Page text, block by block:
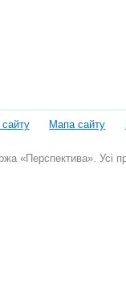
Мапа сайту
«Перспектива». Усі